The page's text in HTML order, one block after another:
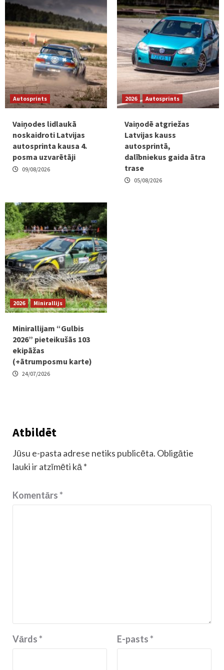
Autosprints
Vaiņodes lidlaukā
noskaidroti Latvijas
autosprinta kausa 4.
posma uzvarētāji
09/08/2026
2026 Autosprints
Vaiņodē atgriežas
Latvijas kauss
autosprintā,
dalībniekus gaida ātra
trase
05/08/2026
2026 Minirallijs
Minirallijam “Gulbis
2026” pieteikušās 103
ekipāžas
(+ātrumposmu karte)
24/07/2026
Atbildēt
Jūsu e-pasta adrese netiks publicēta. Obligātie
lauki ir atzīmēti kā *
Komentārs*
Vārds* E-pasts*